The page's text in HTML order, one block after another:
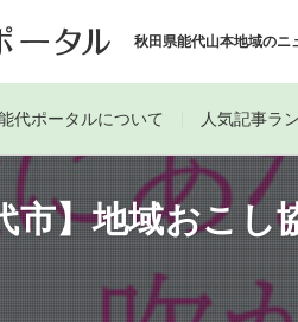
秋田県能代山本地域のニ
代ポータルについて 人気記事ラ
市】地域おこ